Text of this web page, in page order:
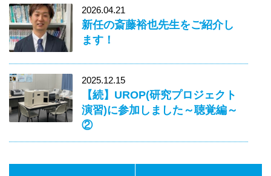
2026.04.21
新任の斎藤裕也先生をご紹介し
ます！
2025.12.15
【続】UROP(研究プロジェクト
演習)に参加しました～聴覚編～
②